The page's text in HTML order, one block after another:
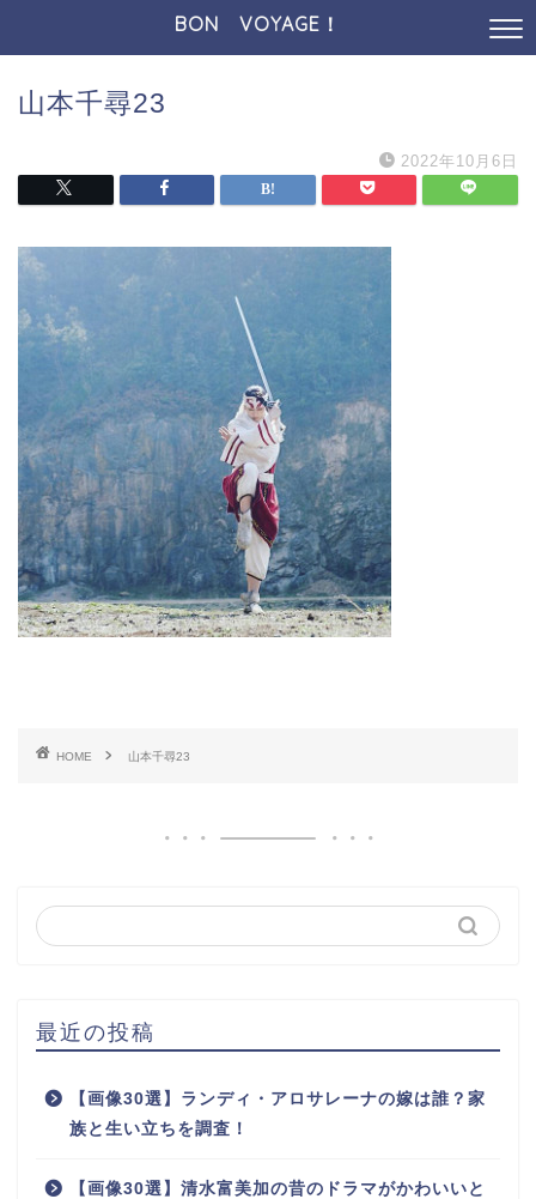
BON VOYAGE！
山本千尋23
2022年10月6日
HOME 山本千尋23
最近の投稿
【画像30選】ランディ・アロサレーナの嫁は誰？家
族と生い立ちを調査！
【画像30選】清水富美加の昔のドラマがかわいいと